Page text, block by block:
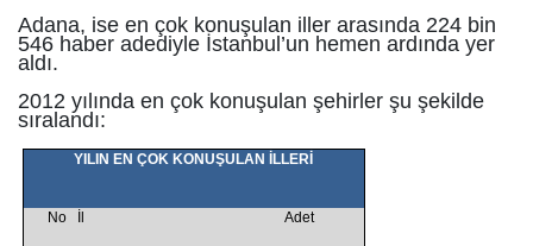
Adana, ise en çok konuşulan iller arasında 224 bin
546 haber adediyle İstanbul’un hemen ardında yer
aldı.
2012 yılında en çok konuşulan şehirler şu şekilde
sıralandı:
YILIN EN ÇOK KONUŞULAN İLLERİ
No Adet